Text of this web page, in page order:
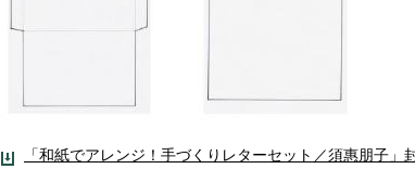
「和紙でアレンジ！手づくりレターセット／須惠朋子」